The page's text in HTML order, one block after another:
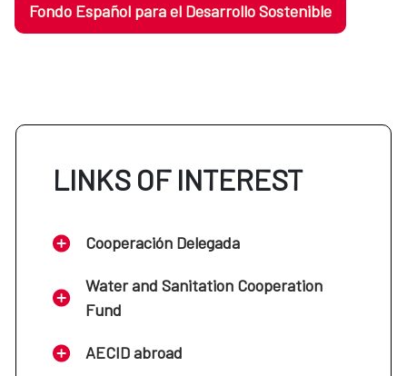
Fondo Español para el Desarrollo Sostenible
LINKS OF INTEREST
Cooperación Delegada
Water and Sanitation Cooperation
Fund
AECID abroad